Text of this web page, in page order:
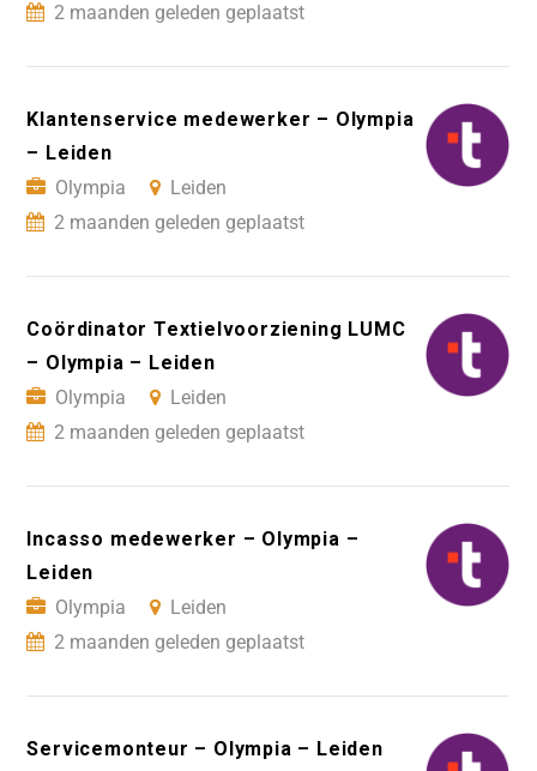
2 maanden geleden geplaatst
Klantenservice medewerker – Olympia
– Leiden
Olympia
Leiden
2 maanden geleden geplaatst
Coördinator Textielvoorziening LUMC
– Olympia – Leiden
Olympia
Leiden
2 maanden geleden geplaatst
Incasso medewerker – Olympia –
Leiden
Olympia
Leiden
2 maanden geleden geplaatst
Servicemonteur – Olympia – Leiden